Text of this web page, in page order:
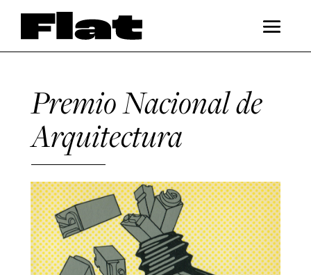
Premio Nacional de
Arquitectura